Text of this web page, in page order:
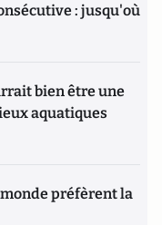
: jusqu'où
bien être une
aquatiques
préfèrent la